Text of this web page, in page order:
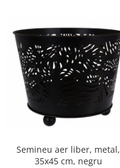
Tocatoare de bucatarie
Adaptor plita
Aprinzatoare aragaz
Arzatoare
Cantare de bucatarie
Dispesere detergent
Pensule bucatarie
Semineu aer liber, metal,
35x45 cm, negru